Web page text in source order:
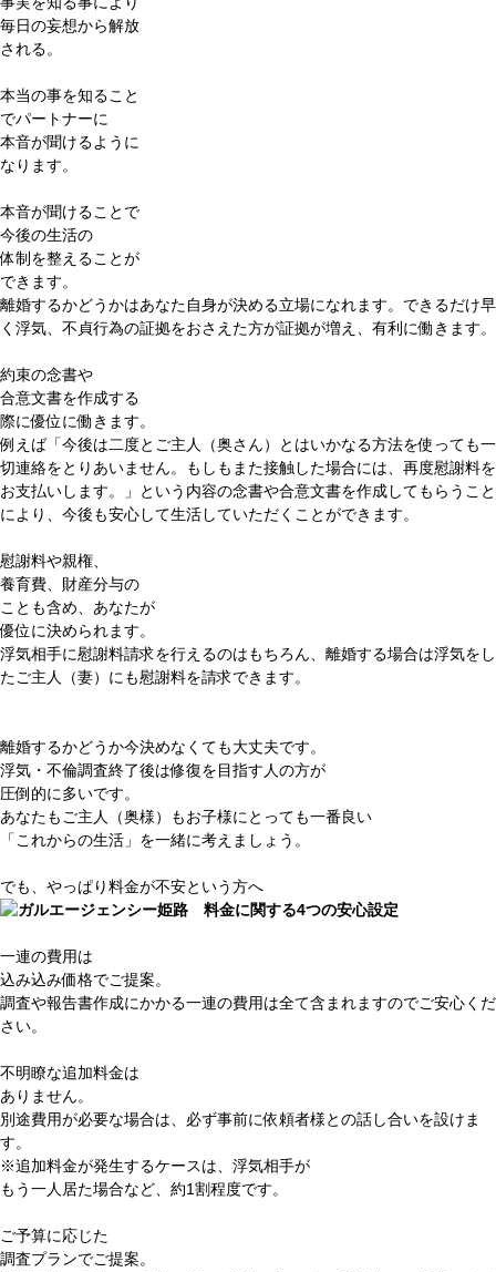
毎日の妄想から解放
される。
本当の事を知ること
でパートナーに
本音が聞けるように
なります。
本音が聞けることで
今後の生活の
体制を整えることが
できます。
離婚するかどうかはあなた自身が決める立場になれます。できるだけ早
く浮気、不貞行為の証拠をおさえた方が証拠が増え、有利に働きます。
約束の念書や
合意文書を作成する
際に優位に働きます。
例えば「今後は二度とご主人（奥さん）とはいかなる方法を使っても一
切連絡をとりあいません。もしもまた接触した場合には、再度慰謝料を
お支払いします。」という内容の念書や合意文書を作成してもらうこと
により、今後も安心して生活していただくことができます。
慰謝料や親権、
養育費、 財産分与の
ことも含め、 あなたが
優位に決められます。
浮気相手に慰謝料請求を行えるのはもちろん、離婚する場合は浮気をし
たご主人（妻）にも慰謝料を請求できます。
離婚するかどうか今決めなくても大丈夫です。
浮気・不倫調査終了後は修復を目指す人の方が
圧倒的に多いです。
あなたもご主人（奥様）もお子様にとっても一番良い
「これからの生活」を一緒に考えましょう。
でも、やっぱり料金が不安という方へ
一連の費用は
込み込み価格でご提案。
調査や報告書作成にかかる一連の費用は全て含まれますのでご安心くだ
さい。
不明瞭な追加料金は
ありません。
別途費用が必要な場合は、必ず事前に依頼者様との話し合いを設けま
す。
※追加料金が発生するケースは、浮気相手が
もう一人居た場合など、約1割程度です。
ご予算に応じた
調査プランでご提案。